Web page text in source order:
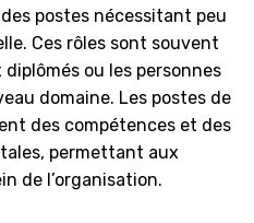
postes nécessitant peu
Ces rôles sont souvent
ou les personnes
domaine. Les postes de
des compétences et des
permettant aux
de l’organisation.